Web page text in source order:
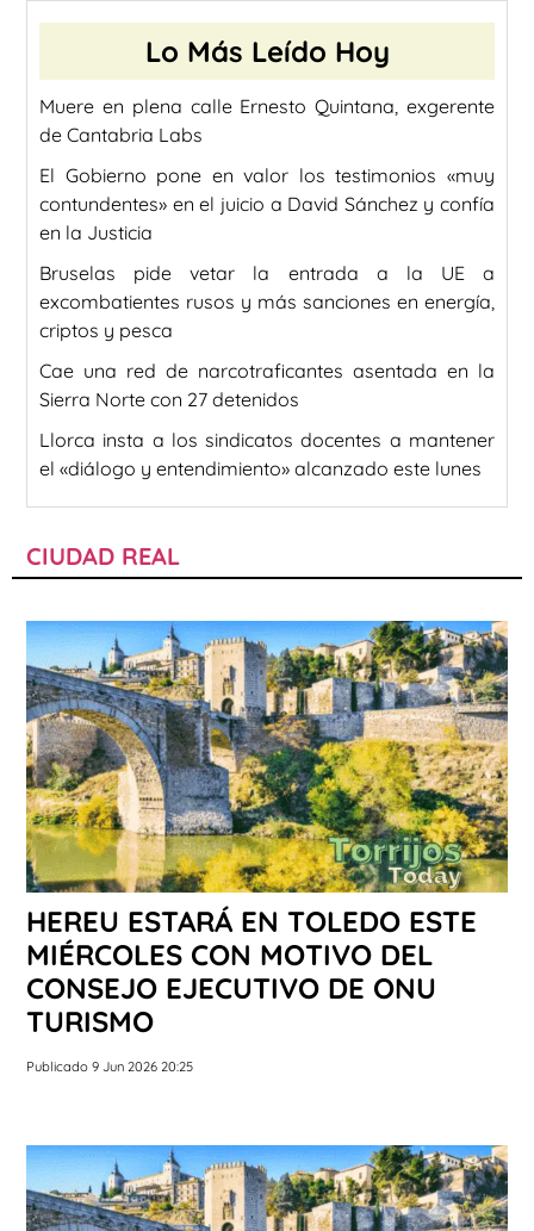
Lo Más Leído Hoy
Muere en plena calle Ernesto Quintana, exgerente
de Cantabria Labs
El Gobierno pone en valor los testimonios «muy
contundentes» en el juicio a David Sánchez y confía
en la Justicia
Bruselas pide vetar la entrada a la UE a
excombatientes rusos y más sanciones en energía,
criptos y pesca
Cae una red de narcotraficantes asentada en la
Sierra Norte con 27 detenidos
Llorca insta a los sindicatos docentes a mantener
el «diálogo y entendimiento» alcanzado este lunes
CIUDAD REAL
HEREU ESTARÁ EN TOLEDO ESTE
MIÉRCOLES CON MOTIVO DEL
CONSEJO EJECUTIVO DE ONU
TURISMO
Publicado 9 Jun 2026 20:25